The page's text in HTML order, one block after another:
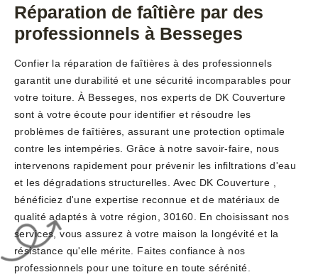
Réparation de faîtière par des
professionnels à Besseges
Confier la réparation de faîtières à des professionnels
garantit une durabilité et une sécurité incomparables pour
votre toiture. À Besseges, nos experts de DK Couverture
sont à votre écoute pour identifier et résoudre les
problèmes de faîtières, assurant une protection optimale
contre les intempéries. Grâce à notre savoir-faire, nous
intervenons rapidement pour prévenir les infiltrations d'eau
et les dégradations structurelles. Avec DK Couverture ,
bénéficiez d'une expertise reconnue et de matériaux de
qualité adaptés à votre région, 30160. En choisissant nos
services, vous assurez à votre maison la longévité et la
résistance qu'elle mérite. Faites confiance à nos
professionnels pour une toiture en toute sérénité.